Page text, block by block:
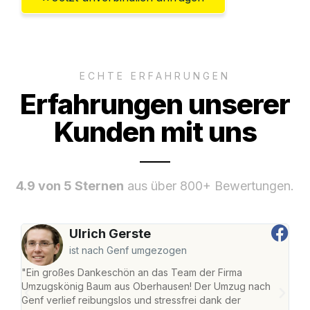
ECHTE ERFAHRUNGEN
Erfahrungen unserer
Kunden mit uns
4.9 von 5 Sternen aus über 800+ Bewertungen.
Ulrich Gerste
ist nach Genf umgezogen
"Ein großes Dankeschön an das Team der Firma
Umzugskönig Baum aus Oberhausen! Der Umzug nach
Genf verlief reibungslos und stressfrei dank der